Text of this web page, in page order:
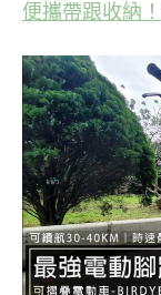
便攜帶跟收納